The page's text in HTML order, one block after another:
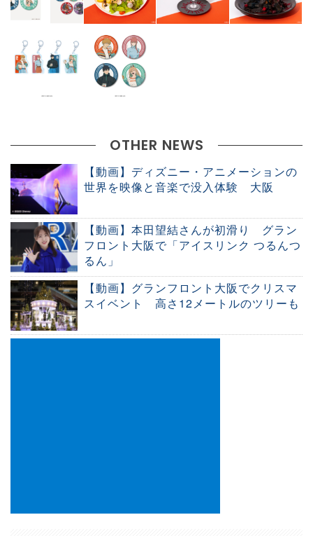
OTHER NEWS
【動画】ディズニー・アニメーションの
世界を映像と⾳楽で没⼊体験 大阪
【動画】本田望結さんが初滑り グラン
フロント大阪で「アイスリンク つるんつ
るん」
【動画】グランフロント大阪でクリスマ
スイベント 高さ12メートルのツリーも